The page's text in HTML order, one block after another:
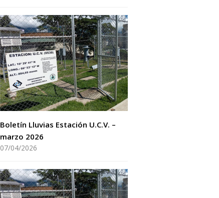
Boletín Lluvias Estación U.C.V. –
marzo 2026
07/04/2026